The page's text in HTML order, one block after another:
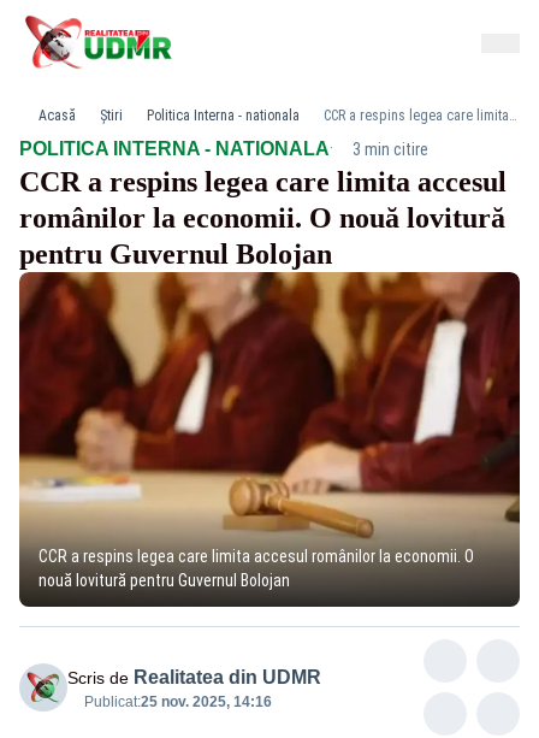
Acasă Știri Politica Interna - nationala CCR a respins legea care limita accesul românilor la economii. O nouă lovitură pentru Guvernul Bolojan
POLITICA INTERNA - NATIONALA· 3 min citire
CCR a respins legea care limita accesul
românilor la economii. O nouă lovitură
pentru Guvernul Bolojan
CCR a respins legea care limita accesul românilor la economii. O
nouă lovitură pentru Guvernul Bolojan
Scris de Realitatea din UDMR
Publicat:25 nov. 2025, 14:16